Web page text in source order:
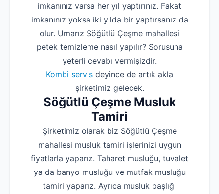
imkanınız varsa her yıl yaptırınız. Fakat
imkanınız yoksa iki yılda bir yaptırsanız da
olur. Umarız Söğütlü Çeşme mahallesi
petek temizleme nasıl yapılır? Sorusuna
yeterli cevabı vermişizdir.
Kombi servis deyince de artık akla
şirketimiz gelecek.
Söğütlü Çeşme Musluk
Tamiri
Şirketimiz olarak biz Söğütlü Çeşme
mahallesi musluk tamiri işlerinizi uygun
fiyatlarla yaparız. Taharet musluğu, tuvalet
ya da banyo musluğu ve mutfak musluğu
tamiri yaparız. Ayrıca musluk başlığı